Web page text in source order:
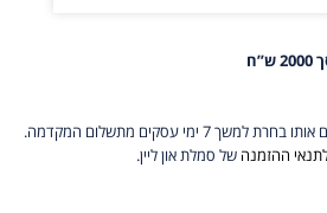
תשלום המקדמה יבטיח את הדגם אותו בחרת למשך 7 ימי עסקים מתשלום המקדמה.
ההזמנה של סמלת און ליין.